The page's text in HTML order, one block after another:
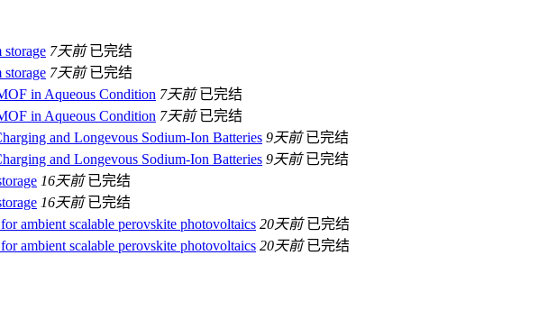
storage 7天前 已完结
storage 7天前 已完结
in Aqueous Condition 7天前 已完结
in Aqueous Condition 7天前 已完结
and Longevous Sodium‐Ion Batteries 9天前 已完结
and Longevous Sodium‐Ion Batteries 9天前 已完结
16天前 已完结
16天前 已完结
ambient scalable perovskite photovoltaics 20天前 已完结
ambient scalable perovskite photovoltaics 20天前 已完结